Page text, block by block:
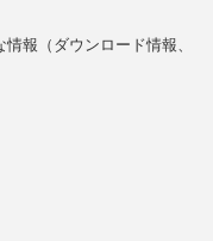
報（ダウンロード情報、